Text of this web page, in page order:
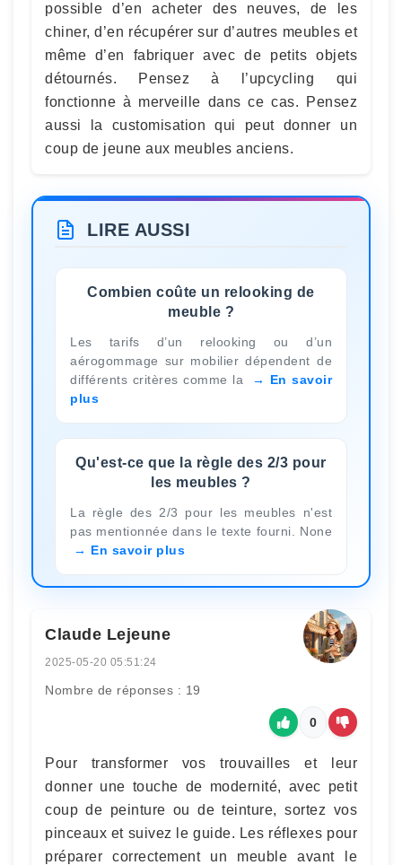
possible d’en acheter des neuves, de les
chiner, d’en récupérer sur d’autres meubles et
même d’en fabriquer avec de petits objets
détournés. Pensez à l’upcycling qui
fonctionne à merveille dans ce cas. Pensez
aussi la customisation qui peut donner un
coup de jeune aux meubles anciens.
LIRE AUSSI
Combien coûte un relooking de
meuble ?
Les tarifs d’un relooking ou d’un
aérogommage sur mobilier dépendent de
différents critères comme la
En savoir
plus
Qu'est-ce que la règle des 2/3 pour
les meubles ?
La règle des 2/3 pour les meubles n'est
pas mentionnée dans le texte fourni. None
En savoir plus
Claude Lejeune
2025-05-20 05:51:24
Nombre de réponses : 19
0
Pour transformer vos trouvailles et leur
donner une touche de modernité, avec petit
coup de peinture ou de teinture, sortez vos
pinceaux et suivez le guide. Les réflexes pour
préparer correctement un meuble avant le